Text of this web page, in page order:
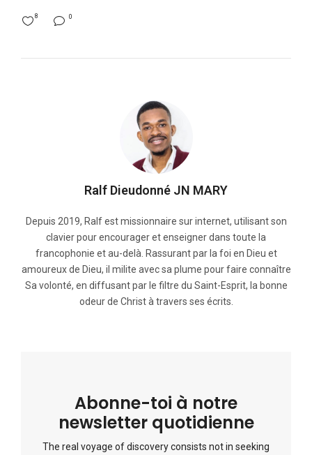
0
8
Ralf Dieudonné JN MARY
Depuis 2019, Ralf est missionnaire sur internet, utilisant son
clavier pour encourager et enseigner dans toute la
francophonie et au-delà. Rassurant par la foi en Dieu et
amoureux de Dieu, il milite avec sa plume pour faire connaître
Sa volonté, en diffusant par le filtre du Saint-Esprit, la bonne
odeur de Christ à travers ses écrits.
Abonne-toi à notre
newsletter quotidienne
The real voyage of discovery consists not in seeking